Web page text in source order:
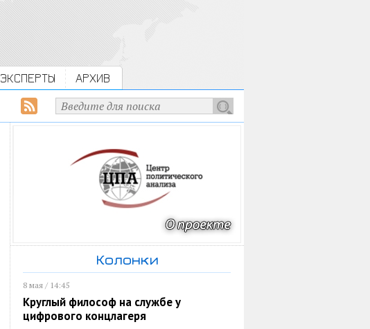
ЭКСПЕРТЫ АРХИВ
Колонки
8 мая / 14:45
Круглый философ на службе у
цифрового концлагеря